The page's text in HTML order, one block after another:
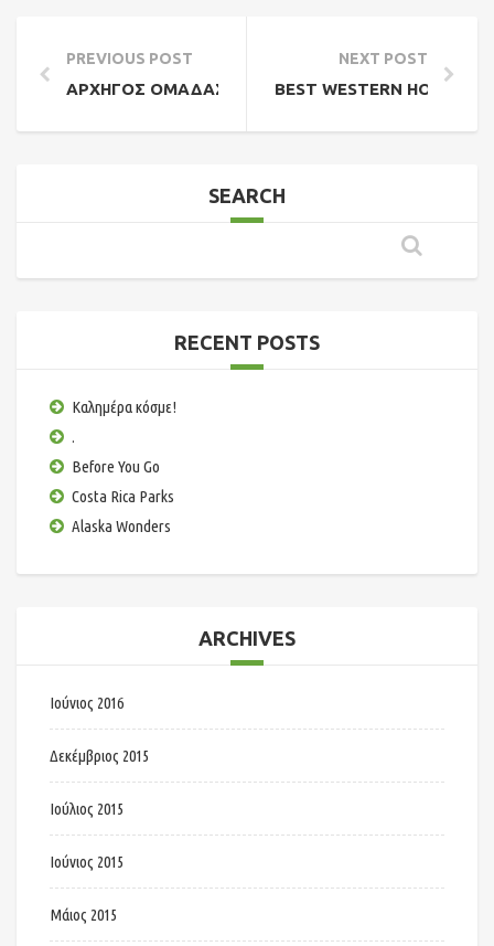
PREVIOUS POST
ΑΡΧΗΓΌΣ ΟΜΆΔΑΣ
NEXT POST
BEST WESTERN HOTEL
SEARCH
RECENT POSTS
Καλημέρα κόσμε!
.
Before You Go
Costa Rica Parks
Alaska Wonders
ARCHIVES
Ιούνιος 2016
Δεκέμβριος 2015
Ιούλιος 2015
Ιούνιος 2015
Μάιος 2015